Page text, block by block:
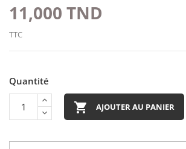
11,000 TND
TTC
Quantité
 AJOUTER AU PANIER